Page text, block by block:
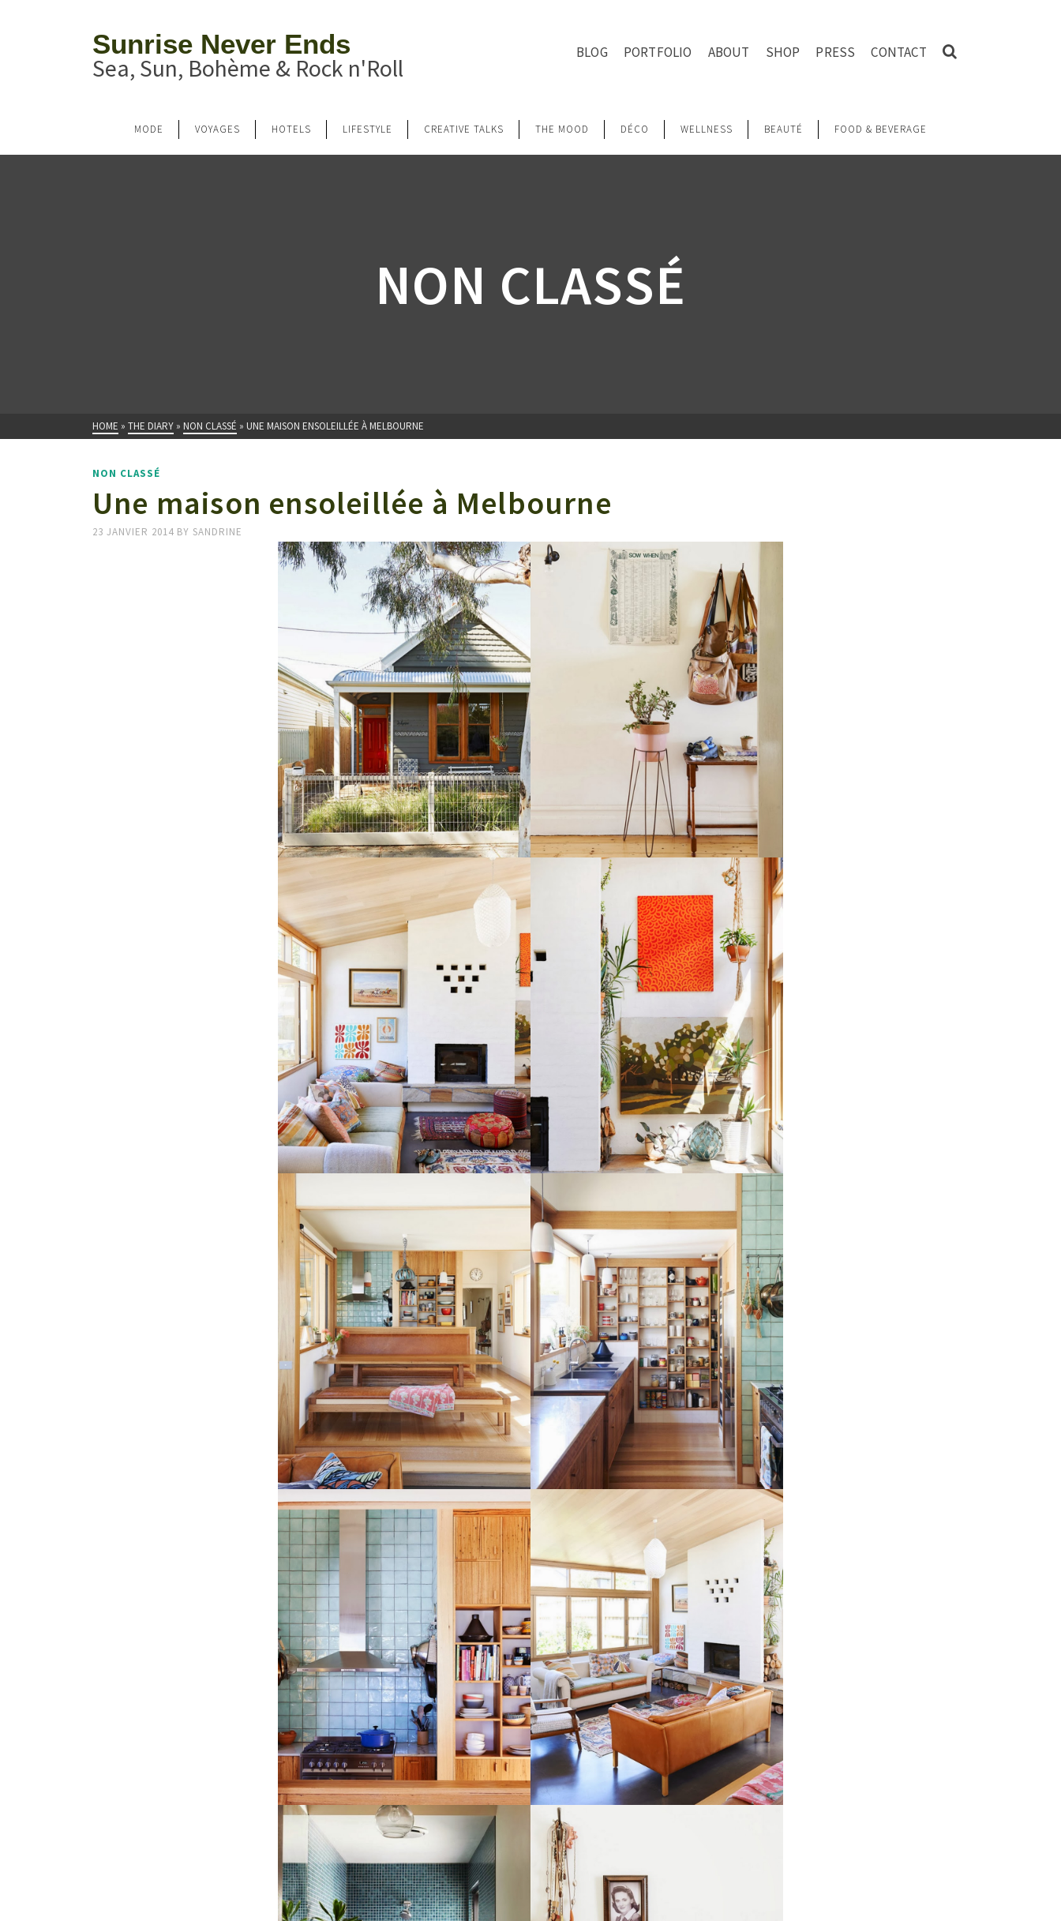
Sunrise Never Ends
Sea, Sun, Bohème & Rock n'Roll
BLOG PORTFOLIO ABOUT SHOP PRESS CONTACT
MODE VOYAGES HOTELS LIFESTYLE CREATIVE TALKS THE MOOD DÉCO WELLNESS BEAUTÉ FOOD & BEVERAGE
NON CLASSÉ
HOME » THE DIARY » NON CLASSÉ » UNE MAISON ENSOLEILLÉE À MELBOURNE
NON CLASSÉ
Une maison ensoleillée à Melbourne
23 JANVIER 2014 BY SANDRINE